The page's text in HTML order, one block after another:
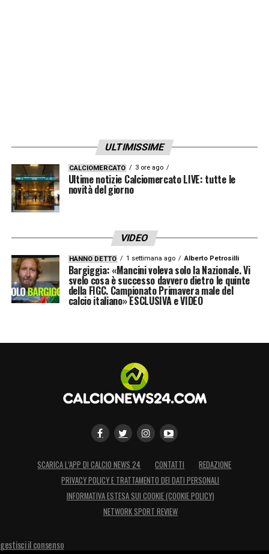
ULTIMISSIME
CALCIOMERCATO 3 ore ago
Ultime notizie Calciomercato LIVE: tutte le
novità del giorno
VIDEO
HANNO DETTO 1 settimana ago Alberto Petrosilli
Bargiggia: «Mancini voleva solo la Nazionale. Vi
svelo cosa è successo davvero dietro le quinte
della FIGC. Campionato Primavera male del
calcio italiano» ESCLUSIVA e VIDEO
SCARICA L’APP DI CALCIO NEWS 24 CONTATTI
REDAZIONE
PRIVACY POLICY E TRATTAMENTO DEI DATI PERSONALI
INFORMATIVA ESTESA SUI COOKIE (COOKIE POLICY)
NETWORK SPORT REVIEW
gestisci il consenso